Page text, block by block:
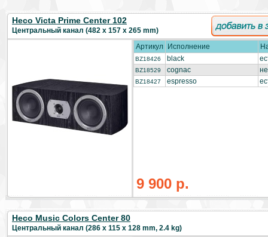
Heco Victa Prime Center 102
Центральный канал (482 x 157 x 265 mm)
Артикул
Исполнение
BZ18426 black
BZ18529 cognac
BZ18427 espresso
9 900 р.
Heco Music Colors Center 80
Центральный канал (286 x 115 x 128 mm, 2.4 kg)